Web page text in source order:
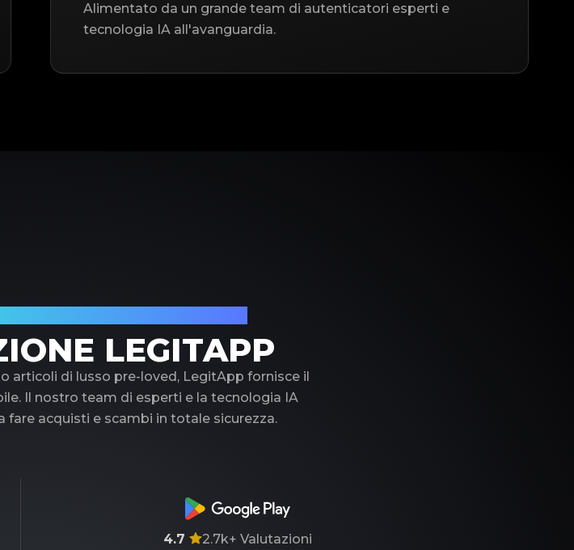
Alimentato da un grande team di autenticatori esperti e
tecnologia IA all'avanguardia.
LEGITAPP
articoli di lusso pre-loved, LegitApp fornisce il
Il nostro team di esperti e la tecnologia IA
fare acquisti e scambi in totale sicurezza.
4.7 2.7k+ Valutazioni